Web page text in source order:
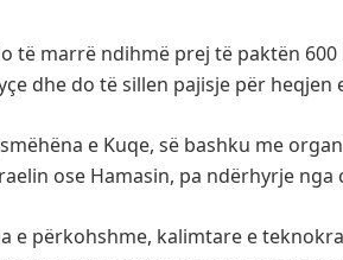
të marrë ndihmë prej të paktën
dhe do të sillen pajisje për heqjen
e Kuqe, së bashku me
ose Hamasin, pa ndërhyrje nga
e përkohshme, kalimtare e